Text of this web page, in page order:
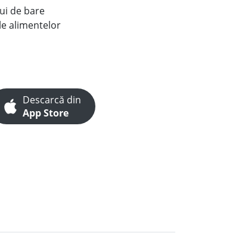
de bare
alimentelor
Descarcă din
App Store